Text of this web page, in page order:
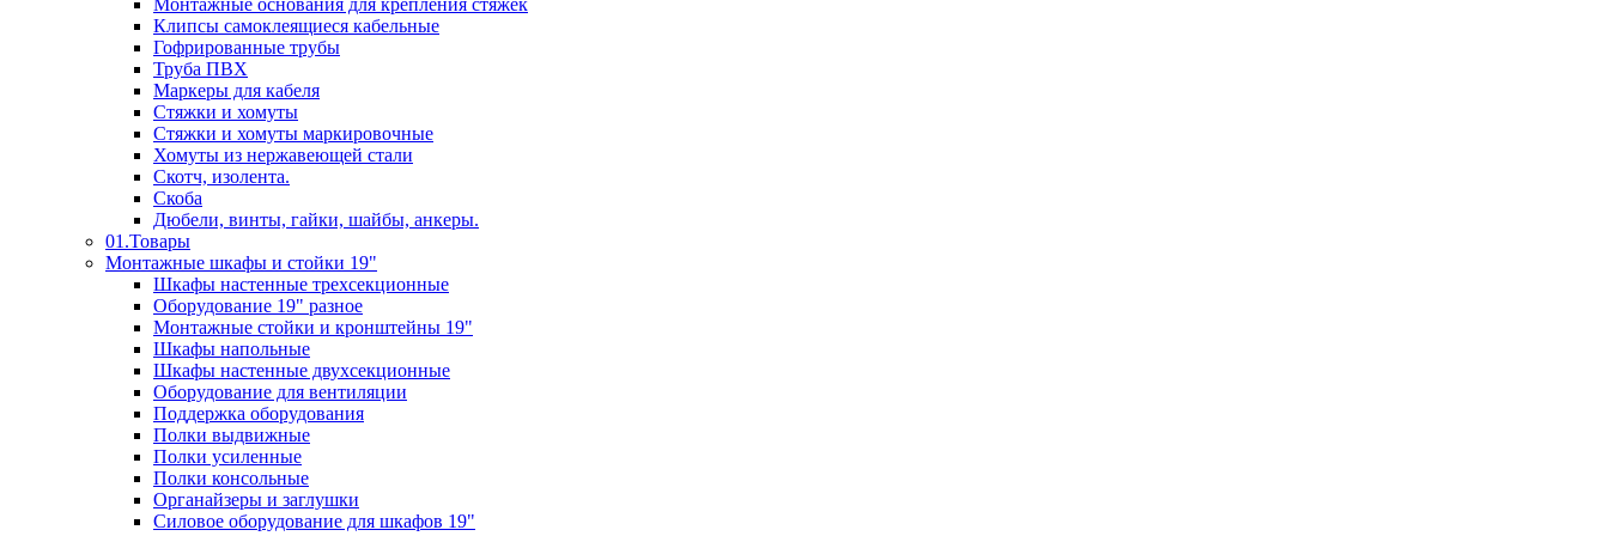
Монтажные основания для крепления стяжек
Клипсы самоклеящиеся кабельные
Гофрированные трубы
Труба ПВХ
Маркеры для кабеля
Стяжки и хомуты
Стяжки и хомуты маркировочные
Хомуты из нержавеющей стали
Скотч, изолента.
Скоба
Дюбели, винты, гайки, шайбы, анкеры.
01.Товары
Монтажные шкафы и стойки 19"
Шкафы настенные трехсекционные
Оборудование 19" разное
Монтажные стойки и кронштейны 19"
Шкафы напольные
Шкафы настенные двухсекционные
Оборудование для вентиляции
Поддержка оборудования
Полки выдвижные
Полки усиленные
Полки консольные
Органайзеры и заглушки
Силовое оборудование для шкафов 19"